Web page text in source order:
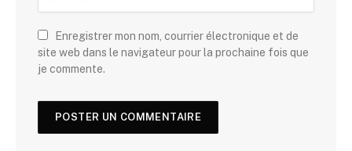
Enregistrer mon nom, courrier électronique et de
site web dans le navigateur pour la prochaine fois que
je commente.